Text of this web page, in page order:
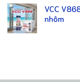
VCC
nhôm